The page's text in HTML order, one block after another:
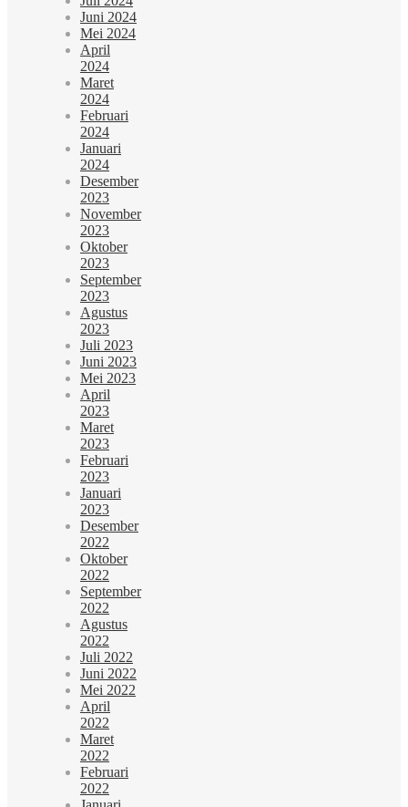
Juni 2024
Mei 2024
April
2024
Maret
2024
Februari
2024
Januari
2024
Desember
2023
November
2023
Oktober
2023
September
2023
Agustus
2023
Juli 2023
Juni 2023
Mei 2023
April
2023
Maret
2023
Februari
2023
Januari
2023
Desember
2022
Oktober
2022
September
2022
Agustus
2022
Juli 2022
Juni 2022
Mei 2022
April
2022
Maret
2022
Februari
2022